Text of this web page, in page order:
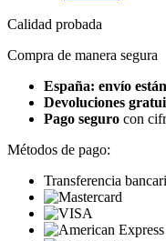
Calidad probada
Compra de manera segura
España: envío
Devoluciones
Pago seguro con
Métodos de pago:
Transferencia